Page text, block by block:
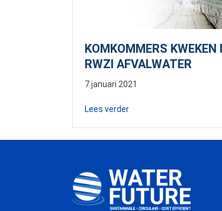
KOMKOMMERS KWEKEN
RWZI AFVALWATER
7 januari 2021
Lees verderabout Komkommers